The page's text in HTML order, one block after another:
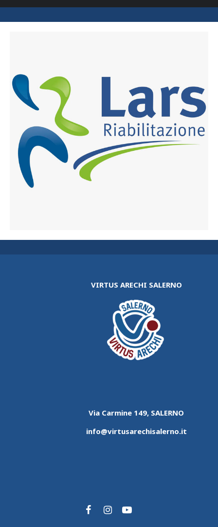
VIRTUS ARECHI SALERNO
Via Carmine 149, SALERNO
info@virtusarechisalerno.it